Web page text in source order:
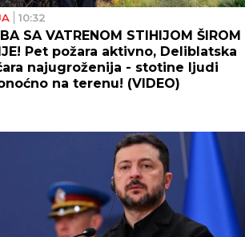
10:32
SA VATRENOM STIHIJOM ŠIROM
Pet požara aktivno, Deliblatska
najugroženija - stotine ljudi
na terenu! (VIDEO)